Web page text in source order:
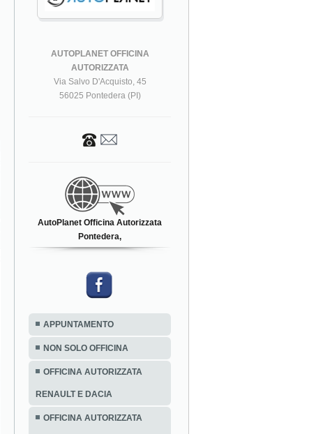
AUTOPLANET OFFICINA
AUTORIZZATA
Via Salvo D'Acquisto, 45
56025 Pontedera (PI)
AutoPlanet Officina Autorizzata
Pontedera,
APPUNTAMENTO
NON SOLO OFFICINA
OFFICINA AUTORIZZATA
RENAULT E DACIA
OFFICINA AUTORIZZATA